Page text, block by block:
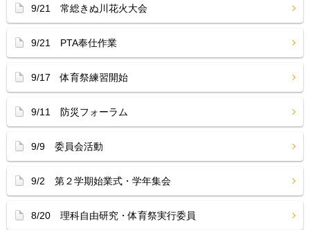
9/21 常総きぬ川花火大会
9/21 PTA奉仕作業
9/17 体育祭練習開始
9/11 防災フォーラム
9/9 委員会活動
9/2 第２学期始業式・学年集会
8/20 理科自由研究・体育祭実行委員